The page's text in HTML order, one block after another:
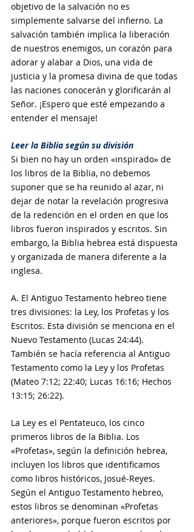
objetivo de la salvación no es
simplemente salvarse del infierno. La
salvación también implica la liberación
de nuestros enemigos, un corazón para
adorar y alabar a Dios, una vida de
justicia y la promesa divina de que todas
las naciones conocerán y glorificarán al
Señor. ¡Espero que esté empezando a
entender el mensaje!
Leer la Biblia según su división
Si bien no hay un orden «inspirado» de
los libros de la Biblia, no debemos
suponer que se ha reunido al azar, ni
dejar de notar la revelación progresiva
de la redención en el orden en que los
libros fueron inspirados y escritos. Sin
embargo, la Biblia hebrea está dispuesta
y organizada de manera diferente a la
inglesa.
A. El Antiguo Testamento hebreo tiene
tres divisiones: la Ley, los Profetas y los
Escritos. Esta división se menciona en el
Nuevo Testamento (Lucas 24:44).
También se hacía referencia al Antiguo
Testamento como la Ley y los Profetas
(Mateo 7:12; 22:40; Lucas 16:16; Hechos
13:15; 26:22).
La Ley es el Pentateuco, los cinco
primeros libros de la Biblia. Los
«Profetas», según la definición hebrea,
incluyen los libros que identificamos
como libros históricos, Josué-Reyes.
Según el Antiguo Testamento hebreo,
estos libros se denominan «Profetas
anteriores», porque fueron escritos por